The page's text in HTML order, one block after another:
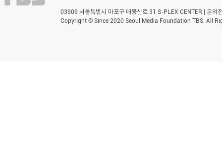
03909 서울특별시 마포구 매봉산로 31 S-PLEX CENTER | 문
Copyright © Since 2020 Seoul Media Foundation TBS. All